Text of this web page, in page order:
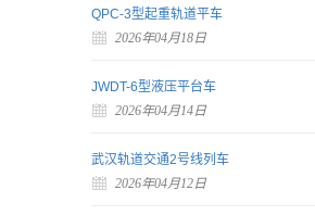
QPC-3型起重轨道平车
2026年04月18日
JWDT-6型液压平台车
2026年04月14日
武汉轨道交通2号线列车
2026年04月12日